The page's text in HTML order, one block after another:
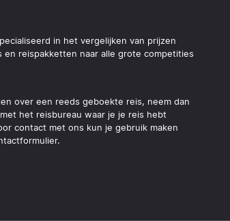
in het vergelijken van prijzen
en reispakketten naar alle grote competities
over een reeds geboekte reis, neem dan
het reisbureau waar je je reis hebt
contact met ons kun je gebruik maken